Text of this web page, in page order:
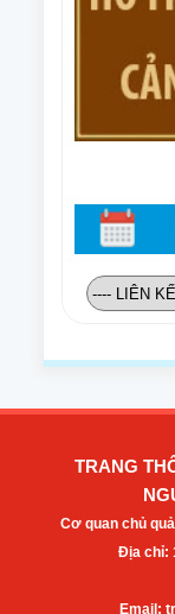
TRANG
Cơ quan chủ
Địa chỉ:
Email: